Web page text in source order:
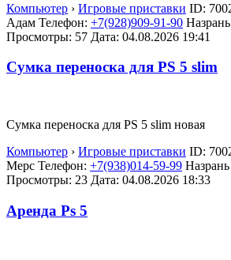
Компьютер › Игровые приставки ID:
Адам Телефон: +7(928)909-91-90 Назрань
Просмотры: 57 Дата: 04.08.2026 19:41
Сумка переноска для PS 5 slim
Сумка переноска для PS 5 slim новая
Компьютер › Игровые приставки ID:
Мерс Телефон: +7(938)014-59-99 Назрань
Просмотры: 23 Дата: 04.08.2026 18:33
Аренда Ps 5